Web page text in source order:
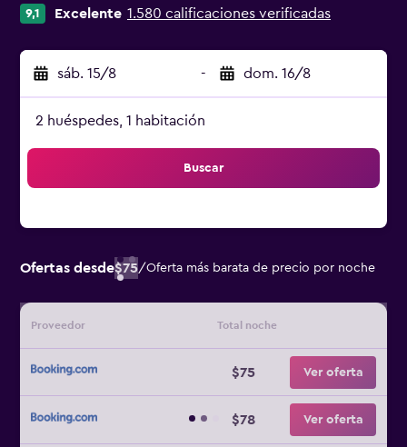
9,1 Excelente 1.580 calificaciones verificadas
sáb. 15/8 - dom. 16/8
2 huéspedes, 1 habitación
Buscar
Ofertas desde$75/Oferta más barata de precio por noche
Proveedor Total noche
$75 Ver oferta
$78 Ver oferta